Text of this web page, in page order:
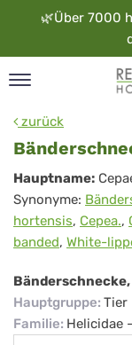
🌿Über 7000
zurück
Hauptname:
Synonyme:
hortensis, Cepea.,
banded, White-
Hauptgruppe: Tier
Familie: Helicidae